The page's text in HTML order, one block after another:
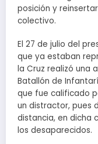
posición y
colectivo.
El 27 de julio del
que ya estaban
la Cruz realizó una
Batallón de
que fue calificado
un distractor, pues
distancia, en dicha
los desaparecidos.